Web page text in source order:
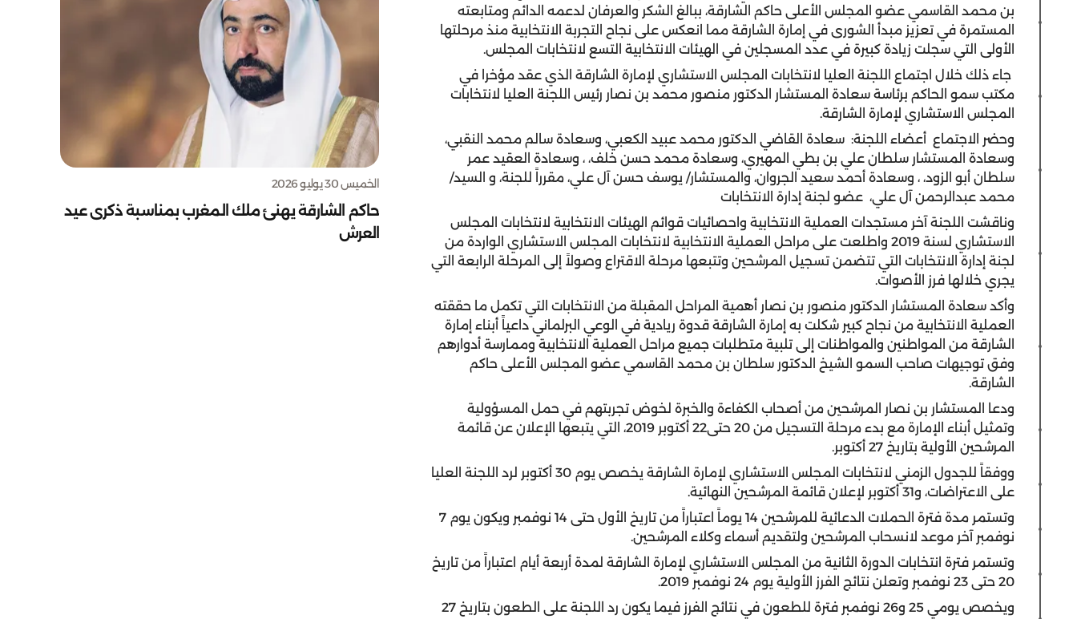
بن محمد القاسمي عضو المجلس الأعلى حاكم الشارقة، ببالغ الشكر والعرفان لدعمه الدائم ومتابعته
المستمرة في تعزيز مبدأ الشورى في إمارة الشارقة مما انعكس على نجاح التجربة الانتخابية منذ مرحلتها
الأولى التي سجلت زيادة كبيرة في عدد المسجلين في الهيئات الانتخابية التسع لانتخابات المجلس.
جاء ذلك خلال اجتماع
اللجنة العليا لانتخابات المجلس الاستشاري لإمارة الشارقة الذي عقد مؤخرا في
مكتب سمو الحاكم برئاسة سعادة المستشار الدكتور منصور محمد بن نصار رئيس اللجنة العليا لانتخابات
المجلس الاستشاري لإمارة الشارقة.
وحضر الاجتماع أعضاء اللجنة: سعادة القاضي الدكتور محمد عبيد الكعبي، وسعادة سالم محمد النقبي،
وسعادة المستشار سلطان علي بن بطي المهيري، وسعادة محمد حسن خلف، ، وسعادة العقيد عمر
سلطان أبو الزود، ، وسعادة أحمد سعيد الجروان، والمستشار/ يوسف حسن آل علي، مقرراً للجنة، و السيد/
محمد عبدالرحمن آل علي، عضو لجنة إدارة الانتخابات
وناقشت اللجنة آخر مستجدات العملية الانتخابية واحصائيات قوائم الهيئات الانتخابية لانتخابات المجلس
الاستشاري لسنة 2019 واطلعت على مراحل العملية الانتخابية لانتخابات المجلس الاستشاري الواردة من
لجنة إدارة الانتخابات التي تتضمن تسجيل المرشحين وتتبعها مرحلة الاقتراع وصولاً إلى المرحلة الرابعة التي
يجري خلالها فرز الأصوات.
وأكد سعادة المستشار الدكتور منصور بن نصار أهمية المراحل المقبلة من الانتخابات التي تكمل ما حققته
العملية الانتخابية من نجاح كبير شكلت به إمارة الشارقة قدوة ريادية في الوعي البرلماني داعياً أبناء إمارة
الشارقة من المواطنين والمواطنات إلى تلبية متطلبات جميع مراحل العملية الانتخابية وممارسة أدوارهم
وفق توجيهات صاحب السمو الشيخ الدكتور سلطان بن محمد القاسمي عضو المجلس الأعلى حاكم
الشارقة.
ودعا المستشار بن نصار المرشحين من أصحاب الكفاءة والخبرة لخوض تجربتهم في حمل المسؤولية
وتمثيل أبناء الإمارة مع بدء مرحلة التسجيل من
20 حتى22 أكتوبر 2019، التي يتبعها الإعلان عن قائمة
المرشحين الأولية بتاريخ 27 أكتوبر.
ووفقاً للجدول الزمني لانتخابات المجلس الاستشاري لإمارة الشارقة يخصص يوم 30 أكتوبر لرد اللجنة العليا
على الاعتراضات، و31 أكتوبر لإعلان قائمة المرشحين النهائية.
وتستمر مدة فترة الحملات الدعائية للمرشحين 14 يوماً اعتباراً من تاريخ الأول حتى 14 نوفمبر ويكون يوم 7
نوفمبر آخر موعد لانسحاب المرشحين ولتقديم أسماء وكلاء المرشحين.
وتستمر فترة انتخابات الدورة الثانية من المجلس الاستشاري لإمارة الشارقة لمدة أربعة أيام اعتباراً من تاريخ
20 حتى 23 نوفمبر وتعلن نتائج الفرز الأولية يوم 24 نوفمبر 2019.
ويخصص يومي 25 و26 نوفمبر فترة للطعون في نتائج الفرز فيما يكون رد اللجنة على الطعون بتاريخ 27
الخميس 30 يوليو 2026
حاكم الشارقة يهنئ ملك المغرب بمناسبة ذكرى عيد
العرش